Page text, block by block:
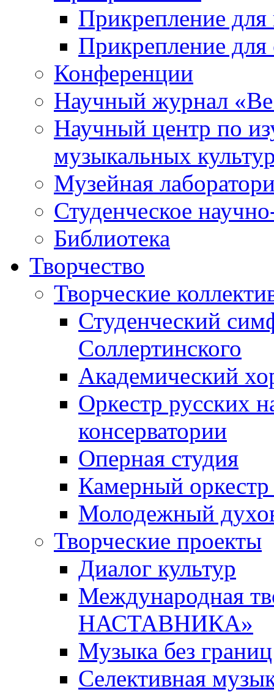
Прикрепление для
Прикрепление для
Конференции
Научный журнал
Научный центр по
музыкальных
Музейная
Студенческое
Библиотека
Творчество
Творческие
Студенческий
Соллертинского
Академический
Оркестр русских
консерватории
Оперная студия
Камерный оркестр
Молодежный
Творческие проекты
Диалог культур
Международная
НАСТАВНИКА»
Музыка без границ
Селективная